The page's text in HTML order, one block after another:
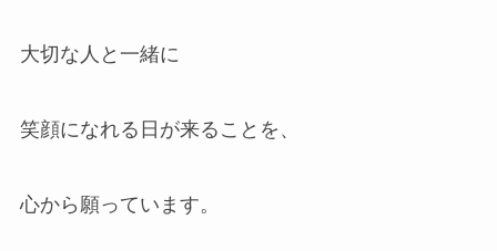
大切な人と一緒に
笑顔になれる日が来ることを、
心から願っています。